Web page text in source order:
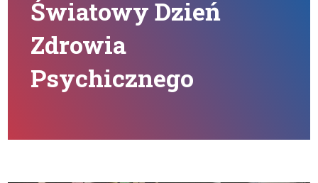
Światowy Dzień
Zdrowia
Psychicznego